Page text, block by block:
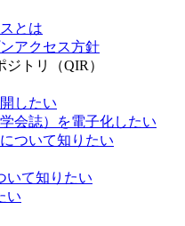
とは
アクセス方針
トリ（QIR）
したい
会誌）を電子化したい
ついて知りたい
いて知りたい
い